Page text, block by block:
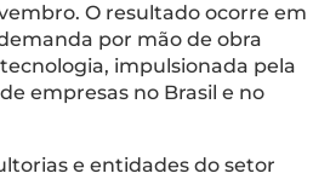
O resultado ocorre em
por mão de obra
impulsionada pela
empresas no Brasil e no
e entidades do setor